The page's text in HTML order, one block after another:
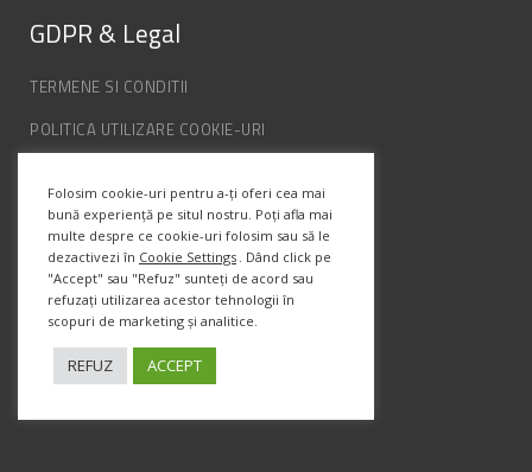
GDPR & Legal
TERMENE SI CONDITII
POLITICA UTILIZARE COOKIE-URI
ANPC
Info Contact
Str. Semenic, Nr.1, Ap.5, Timisoara.
Telefon:(+4) 0747 066 701
Folosim cookie-uri pentru a-ți oferi cea mai
bună experiență pe situl nostru. Poți afla mai
multe despre ce cookie-uri folosim sau să le
dezactivezi în Cookie Settings . Dând click pe
"Accept" sau "Refuz" sunteți de acord sau
refuzați utilizarea acestor tehnologii în
scopuri de marketing și analitice.
REFUZ ACCEPT